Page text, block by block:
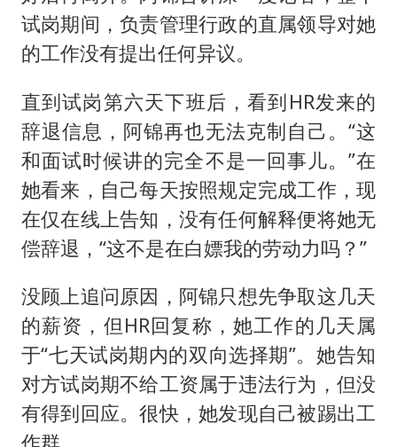
试岗期间，负责管理行政的直属领导对她
的工作没有提出任何异议。
直到试岗第六天下班后，看到HR发来的
辞退信息，阿锦再也无法克制自己。“这
和面试时候讲的完全不是一回事儿。”在
她看来，自己每天按照规定完成工作，现
在仅在线上告知，没有任何解释便将她无
偿辞退，“这不是在白嫖我的劳动力吗？”
没顾上追问原因，阿锦只想先争取这几天
的薪资，但HR回复称，她工作的几天属
于“七天试岗期内的双向选择期”。她告知
对方试岗期不给工资属于违法行为，但没
有得到回应。很快，她发现自己被踢出工